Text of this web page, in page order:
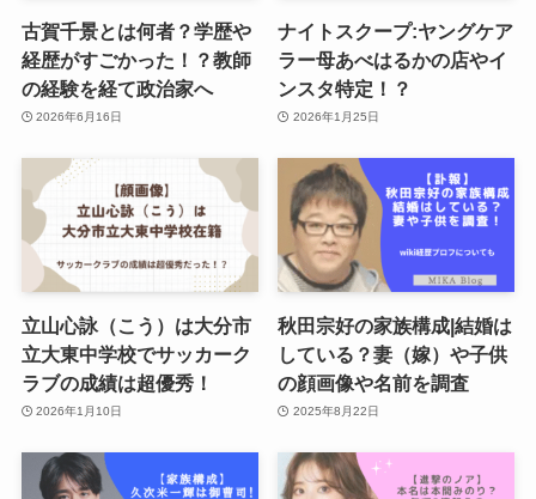
古賀千景とは何者？学歴や
経歴がすごかった！？教師
の経験を経て政治家へ
2026年6月16日
ナイトスクープ:ヤングケア
ラー母あべはるかの店やイ
ンスタ特定！？
2026年1月25日
立山心詠（こう）は大分市
立大東中学校でサッカーク
ラブの成績は超優秀！
2026年1月10日
秋田宗好の家族構成|結婚は
している？妻（嫁）や子供
の顔画像や名前を調査
2025年8月22日